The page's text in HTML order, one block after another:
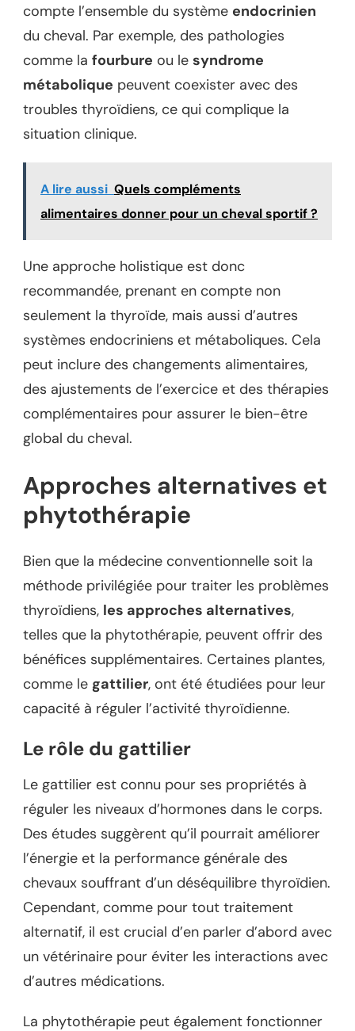
compte l’ensemble du système endocrinien
du cheval. Par exemple, des pathologies
comme la fourbure ou le syndrome
métabolique peuvent coexister avec des
troubles thyroïdiens, ce qui complique la
situation clinique.
A lire aussi Quels compléments
alimentaires donner pour un cheval sportif ?
Une approche holistique est donc
recommandée, prenant en compte non
seulement la thyroïde, mais aussi d’autres
systèmes endocriniens et métaboliques. Cela
peut inclure des changements alimentaires,
des ajustements de l’exercice et des thérapies
complémentaires pour assurer le bien-être
global du cheval.
Approches alternatives et
phytothérapie
Bien que la médecine conventionnelle soit la
méthode privilégiée pour traiter les problèmes
thyroïdiens, les approches alternatives,
telles que la phytothérapie, peuvent offrir des
bénéfices supplémentaires. Certaines plantes,
comme le gattilier, ont été étudiées pour leur
capacité à réguler l’activité thyroïdienne.
Le rôle du gattilier
Le gattilier est connu pour ses propriétés à
réguler les niveaux d’hormones dans le corps.
Des études suggèrent qu’il pourrait améliorer
l’énergie et la performance générale des
chevaux souffrant d’un déséquilibre thyroïdien.
Cependant, comme pour tout traitement
alternatif, il est crucial d’en parler d’abord avec
un vétérinaire pour éviter les interactions avec
d’autres médications.
La phytothérapie peut également fonctionner